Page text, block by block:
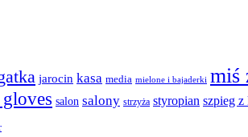
jarocin kasa media mielone i bajaderki miś
salon salony strzyża styropian szpieg